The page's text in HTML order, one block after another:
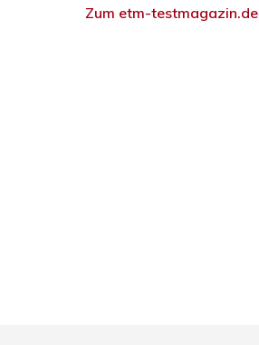
Zum etm-testmagazin.de